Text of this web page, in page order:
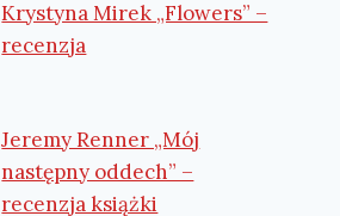
Krystyna Mirek „Flowers” –
recenzja
Jeremy Renner „Mój
następny oddech” –
recenzja książki